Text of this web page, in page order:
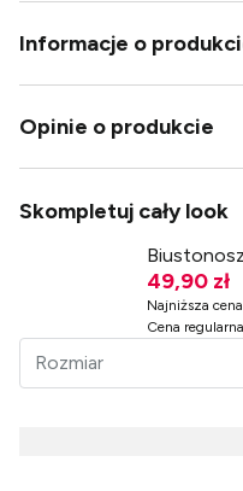
Informacje o
Opinie o produkcie
Skompletuj cały look
49,90 zł
Najniższa
Cena regularna
Rozmiar